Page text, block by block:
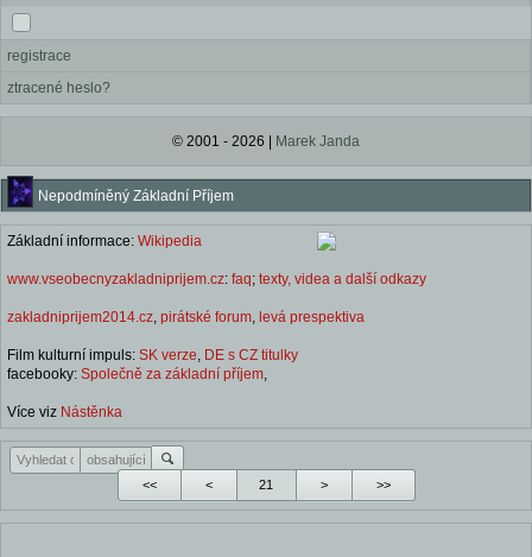
registrace
ztracené heslo?
© 2001 - 2026 | Marek Janda
Nepodmíněný Základní Příjem
Základní informace: Wikipedia
www.vseobecnyzakladniprijem.cz: faq; texty, videa a další odkazy
zakladniprijem2014.cz, pirátské forum, levá prespektiva
Film kulturní impuls: SK verze, DE s CZ titulky
facebooky: Společně za základní příjem,
Více viz Nástěnka
<< < > >>